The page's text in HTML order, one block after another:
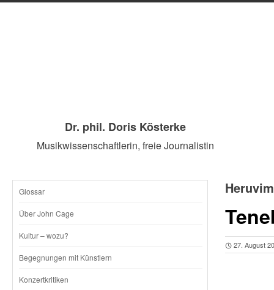
Dr. phil. Doris Kösterke
Musikwissenschaftlerin, freie Journalistin
SKIP
CONTENT
Glossar
Über John Cage
Kultur – wozu?
Begegnungen mit Künstlern
Konzertkritiken
27. August